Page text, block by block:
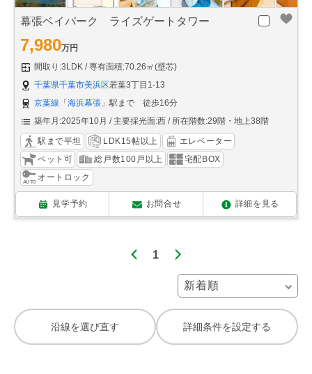
幕張ベイパーク ライズゲートタワー
7,980万円
間取り:3LDK
専有面積:70.26㎡(壁芯)
千葉県千葉市美浜区若葉3丁目1-13
京葉線 「 海浜幕張 」駅まで 徒歩16分
築年月:2025年10月
主要採光面:西 所在階数:29階・地上38階
駅まで平坦 LDK15帖以上
エレベーター
ペット可
総戸数100戸以上
宅配BOX
オートロック
見学予約 お問合せ 詳細を見る
1
沿線を選び直す 詳細条件を設定する